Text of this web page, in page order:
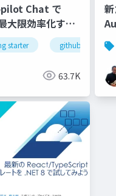
enterprise ui/ux
Chat で
大限効率化する-
starter github
63.7K